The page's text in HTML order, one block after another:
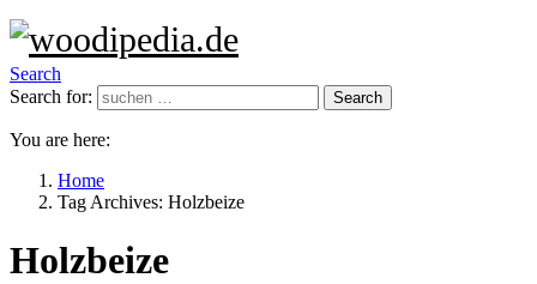
Search
Search for:
Search
You are here:
Home
Tag Archives: Holzbeize
Holzbeize